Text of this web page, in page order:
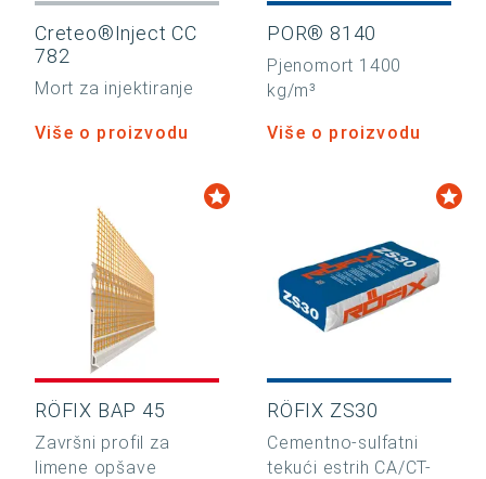
Creteo®Inject CC
782
Mort za injektiranje
Više o proizvodu
POR® 8140
Pjenomort 1400
kg/m³
Više o proizvodu
RÖFIX BAP 45
Završni profil za
limene opšave
RÖFIX ZS30
Cementno-sulfatni
tekući estrih CA/CT-